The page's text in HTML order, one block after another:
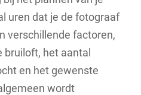
uren dat je de fotograaf
verschillende factoren,
bruiloft, het aantal
en het gewenste
wordt